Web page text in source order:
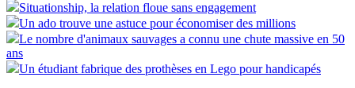
Situationship, la relation floue sans engagement
Un ado trouve une astuce pour économiser des millions
Le nombre d'animaux sauvages a connu une chute massive en 50
ans
Un étudiant fabrique des prothèses en Lego pour handicapés